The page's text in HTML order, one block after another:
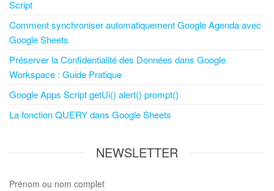
Script
Comment synchroniser automatiquement Google Agenda avec
Google Sheets
Préserver la Confidentialité des Données dans Google
Workspace : Guide Pratique
Google Apps Script getUi() alert() prompt()
La fonction QUERY dans Google Sheets
NEWSLETTER
Prénom ou nom complet